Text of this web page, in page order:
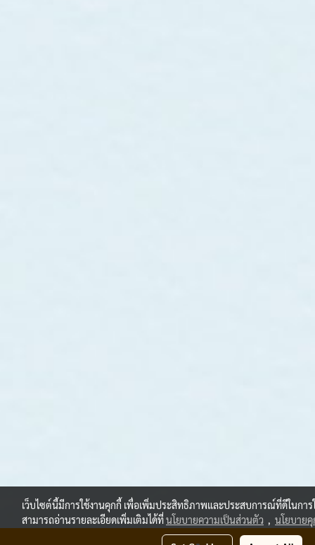
เว็บไซต์นี้มีการใช้งานคุกกี้ เพื่อเพิ่มประสิทธิภาพและประสบการณ์ที่ดีในการ
สามารถอ่านรายละเอียดเพิ่มเติมได้ที่นโยบายความเป็นส่วนตัว , นโยบาย